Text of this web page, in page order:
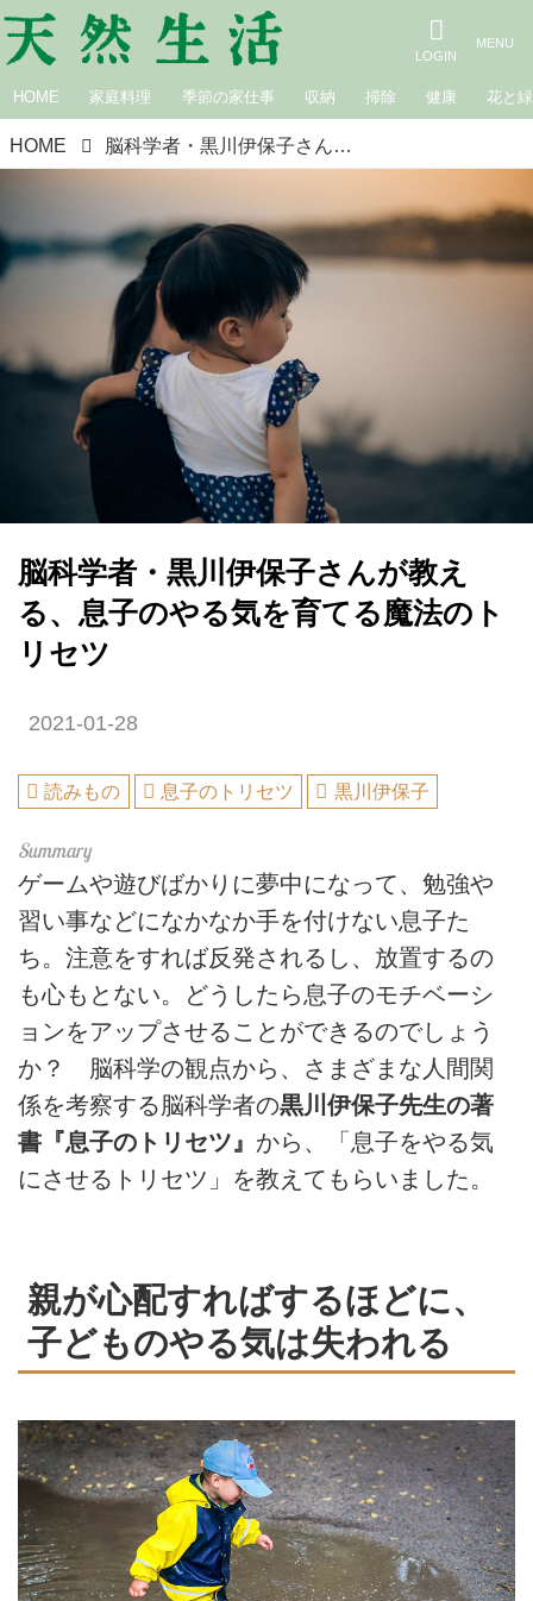
HOME 家庭料理 季節の家仕事 収納 掃除 健康 花と緑
HOME 脳科学者・黒川伊保子さんが教える、息子のやる気を育てる魔法のトリセツ
脳科学者・黒川伊保子さんが教え
る、息子のやる気を育てる魔法のト
リセツ
2021-01-28
読みもの 息子のトリセツ 黒川伊保子
ゲームや遊びばかりに夢中になって、勉強や
習い事などになかなか手を付けない息子た
ち。注意をすれば反発されるし、放置するの
も心もとない。どうしたら息子のモチベーシ
ョンをアップさせることができるのでしょう
か？ 脳科学の観点から、さまざまな人間関
係を考察する脳科学者の黒川伊保子先生の著
書『息子のトリセツ』 から、「息子をやる気
にさせるトリセツ」を教えてもらいました。
親が心配すればするほどに、
子どものやる気は失われる